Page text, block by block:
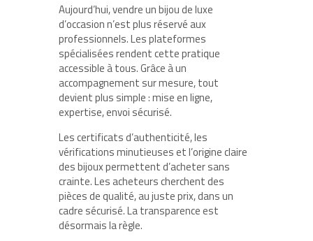
Aujourd’hui, vendre un bijou de luxe
d’occasion n’est plus réservé aux
professionnels. Les plateformes
spécialisées rendent cette pratique
accessible à tous. Grâce à un
accompagnement sur mesure, tout
devient plus simple : mise en ligne,
expertise, envoi sécurisé.
Les certificats d’authenticité, les
vérifications minutieuses et l’origine claire
des bijoux permettent d’acheter sans
crainte. Les acheteurs cherchent des
pièces de qualité, au juste prix, dans un
cadre sécurisé. La transparence est
désormais la règle.